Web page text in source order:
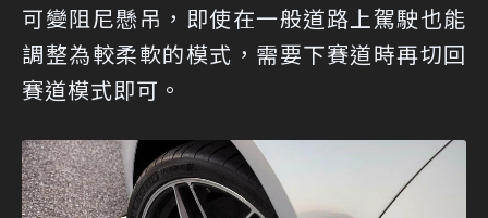
可變阻尼懸吊，即使在一般道路上駕駛也能
調整為較柔軟的模式，需要下賽道時再切回
賽道模式即可。